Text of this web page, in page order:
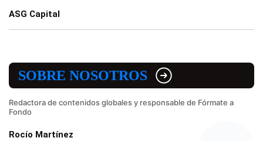
ASG Capital
SOBRE NOSOTROS
Redactora de contenidos globales y responsable de Fórmate a
Fondo
Rocío Martínez